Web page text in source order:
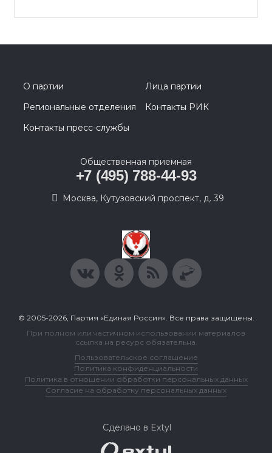
О партии
Лица партии
Региональные отделения
Контакты РИК
Контакты пресс-службы
Общественная приемная
+7 (495) 788-44-93
Москва, Кутузовский проспект, д. 39
© 2005-2026, Партия «Единая Россия». Все права защищены.
При полном или частичном использовании материалов
ссылка на ресурс обязательна.
Пользовательское соглашение
Политика конфиденциальности
Политика в отношении обработки персональных данных
Согласие на обработку персональных данных
Сделано в Extyl